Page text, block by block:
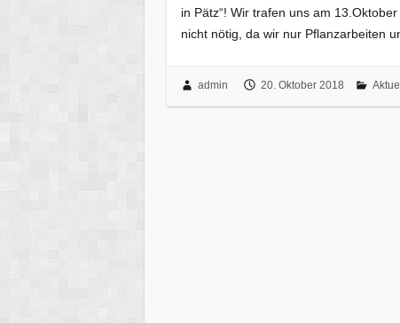
in Pätz“! Wir trafen uns am
nicht nötig, da wir nur Pflanzarbeiten
admin 20. Oktober 2018